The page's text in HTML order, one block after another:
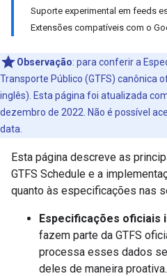
Suporte experimental em feeds
Extensões compatíveis com o
Observação: para conferir a
Transporte Público (GTFS) canônica
inglês). Esta página foi atualizada
dezembro de 2022. Não é possível
data.
Esta página descreve as
GTFS Schedule e a
quanto às especificações nas
Especificações oficiais
fazem parte da GTFS
processa esses dados
deles de maneira proativa.